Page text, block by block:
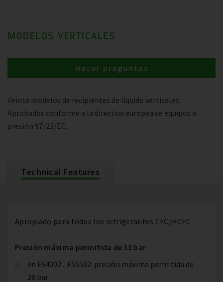
MODELOS VERTICALES
Veinte modelos de recipientes de líquido verticales.
Aprobados conforme a la directiva europea de equipos a
presión 97/23/EC.
Hacer preguntas
Technical Features
Apropiado para todos los refrigerantes CFC/HCFC
Presión máxima permitida de 33 bar
en FS4002 .. FS5502: presión máxima permitida de
28 bar